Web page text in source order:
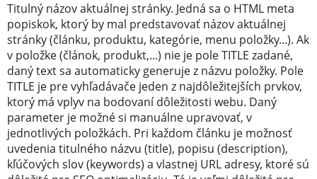
Titulný názov aktuálnej stránky. Jedná sa o HTML meta
popiskok, ktorý by mal predstavovať názov aktuálnej
stránky (článku, produktu, kategórie, menu položky...). Ak
v položke (článok, produkt,...) nie je pole TITLE zadané,
daný text sa automaticky generuje z názvu položky. Pole
TITLE je pre vyhľadávače jeden z najdôležitejších prvkov,
ktorý má vplyv na bodovaní dôležitosti webu. Daný
parameter je možné si manuálne upravovať, v
jednotlivých položkách. Pri každom článku je možnosť
uvedenia titulného názvu (title), popisu (description),
kľúčových slov (keywords) a vlastnej URL adresy, ktoré sú